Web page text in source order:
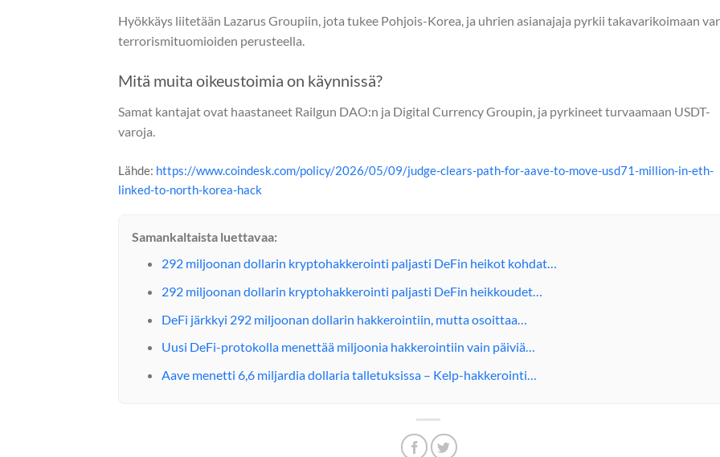
Hyökkäys liitetään Lazarus Groupiin, jota tukee Pohjois-Korea, ja uhrien asianajaja pyrkii takavarikoimaan
terrorismituomioiden perusteella.
Mitä muita oikeustoimia on käynnissä?
Samat kantajat ovat haastaneet Railgun DAO:n ja Digital Currency Groupin, ja pyrkineet turvaamaan USDT-
varoja.
Lähde: https://www.coindesk.com/policy/2026/05/09/judge-clears-path-for-aave-to-move-usd71-million-in-eth-
linked-to-north-korea-hack
Samankaltaista luettavaa:
292 miljoonan dollarin kryptohakkerointi paljasti DeFin heikot kohdat…
292 miljoonan dollarin kryptohakkerointi paljasti DeFin heikkoudet…
DeFi järkkyi 292 miljoonan dollarin hakkerointiin, mutta osoittaa…
Uusi DeFi-protokolla menettää miljoonia hakkerointiin vain päiviä…
Aave menetti 6,6 miljardia dollaria talletuksissa – Kelp-hakkerointi…